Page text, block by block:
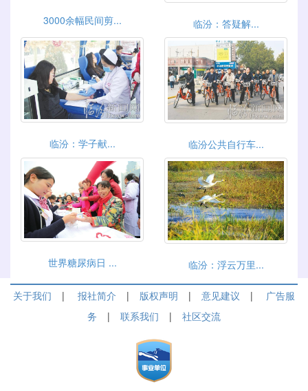
3000余幅民间剪... 临汾：答疑解...
临汾：学子献... 临汾公共自行车...
世界糖尿病日 ... 临汾：浮云万里...
关于我们 | 报社简介 | 版权声明 | 意见建议 |
广告服
务
| 联系我们 | 社区交流